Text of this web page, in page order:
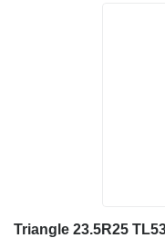
Triangle 23.5R25